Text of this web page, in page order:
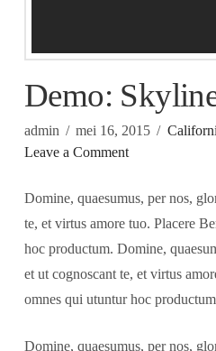
Demo:
admin mei 16, 2015
Leave a Comment
Domine, quaesumus, per nos,
te, et virtus amore tuo. Placere
hoc productum. Domine,
et ut cognoscant te, et virtus
omnes qui utuntur hoc
Domine, quaesumus, per nos,